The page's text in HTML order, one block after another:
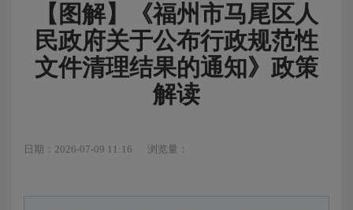
【图解】《福州市马尾区人
民政府关于公布行政规范性
文件清理结果的通知》政策
解读
日期：2026-07-09 11:16 浏览量：